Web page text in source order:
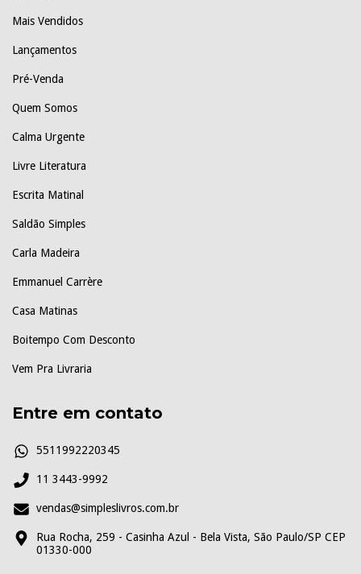
Mais Vendidos
Lançamentos
Pré-Venda
Quem Somos
Calma Urgente
Livre Literatura
Escrita Matinal
Saldão Simples
Carla Madeira
Emmanuel Carrère
Casa Matinas
Boitempo Com Desconto
Vem Pra Livraria
Entre em contato
5511992220345
11 3443-9992
vendas@simpleslivros.com.br
Rua Rocha, 259 - Casinha Azul - Bela Vista, São Paulo/SP CEP
01330-000